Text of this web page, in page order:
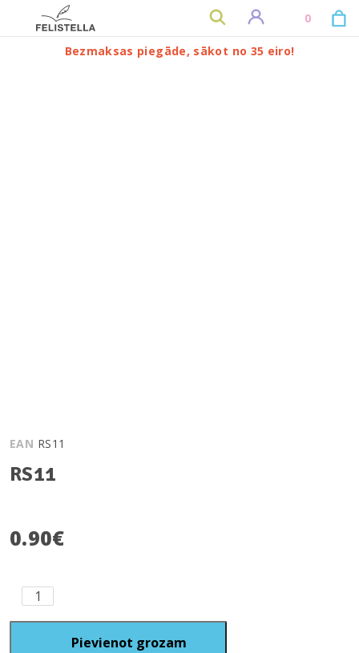
0
Bezmaksas piegāde, sākot no 35 eiro!
EAN RS11
RS11
0.90€
RS11
quantity
Pievienot grozam